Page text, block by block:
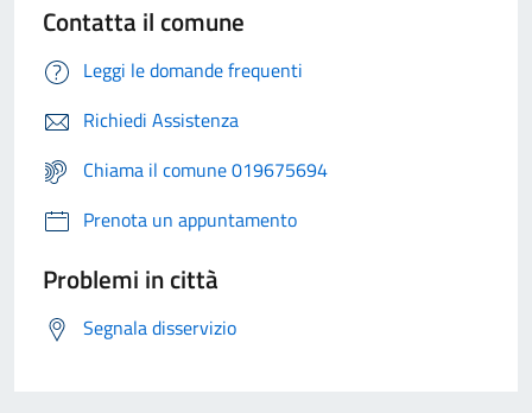
Contatta il comune
Leggi le domande frequenti
Richiedi Assistenza
Chiama il comune 019675694
Prenota un appuntamento
Problemi in città
Segnala disservizio